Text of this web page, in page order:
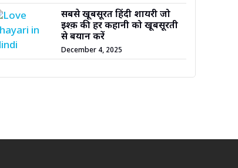
सबसे खूबसूरत हिंदी शायरी जो
इश्क़ की हर कहानी को खूबसूरती
से बयान करें
December 4, 2025